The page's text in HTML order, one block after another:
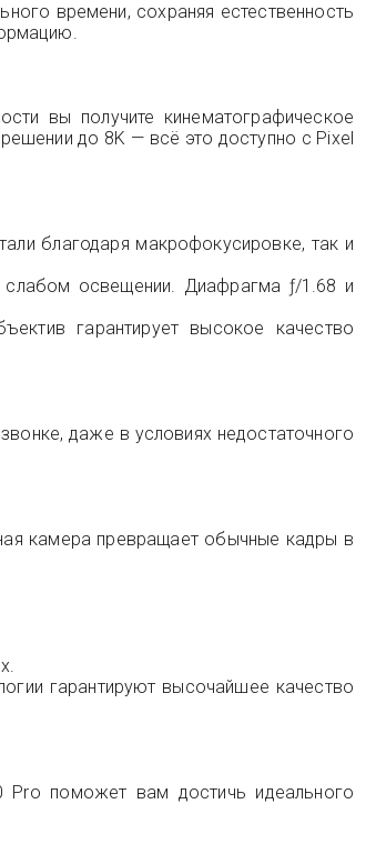
времени, сохраняя естественность
вы получите кинематографическое
до 8K — всё это доступно с Pixel
благодаря макрофокусировке, так и
освещении. Диафрагма ƒ/1.68 и
гарантирует высокое качество
даже в условиях недостаточного
камера превращает обычные кадры в
гарантируют высочайшее качество
Pro поможет вам достичь идеального